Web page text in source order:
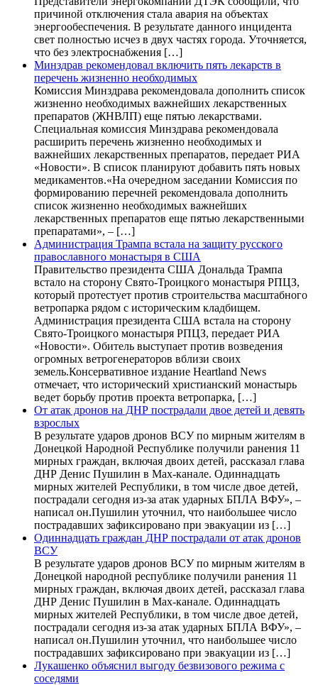
причиной отключения стала авария на объектах
энергообеспечения. В результате данного инцидента
свет полностью исчез в двух частях города. Уточняется,
что без электроснабжения […]
Минздрав рекомендовал включить пять лекарств в
перечень жизненно необходимых
Комиссия Минздрава рекомендовала дополнить список
жизненно необходимых важнейших лекарственных
препаратов (ЖНВЛП) еще пятью лекарствами.
Специальная комиссия Минздрава рекомендовала
расширить перечень жизненно необходимых и
важнейших лекарственных препаратов, передает РИА
«Новости». В список планируют добавить пять новых
медикаментов.«На очередном заседании Комиссия по
формированию перечней рекомендовала дополнить
список жизненно необходимых важнейших
лекарственных препаратов еще пятью лекарственными
препаратами», – […]
Администрация Трампа встала на защиту русского
православного монастыря в США
Правительство президента США Дональда Трампа
встало на сторону Свято-Троицкого монастыря РПЦЗ,
который протестует против строительства масштабного
ветропарка рядом с историческим кладбищем.
Администрация президента США встала на сторону
Свято-Троицкого монастыря РПЦЗ, передает РИА
«Новости». Обитель выступает против возведения
огромных ветрогенераторов вблизи своих
земель.Консервативное издание Heartland News
отмечает, что исторический христианский монастырь
ведет борьбу против проекта ветропарка, […]
От атак дронов на ДНР пострадали двое детей и девять
взрослых
В результате ударов дронов ВСУ по мирным жителям в
Донецкой Народной Республике получили ранения 11
мирных граждан, включая двоих детей, рассказал глава
ДНР Денис Пушилин в Max-канале. Одиннадцать
мирных жителей Республики, в том числе двое детей,
пострадали сегодня из-за атак ударных БПЛА ВФУ», –
написал он.Пушилин уточнил, что наибольшее число
пострадавших зафиксировано при эвакуации из […]
Одиннадцать граждан ДНР пострадали от атак дронов
ВСУ
В результате ударов дронов ВСУ по мирным жителям в
Донецкой народной республике получили ранения 11
мирных граждан, включая двоих детей, рассказал глава
ДНР Денис Пушилин в Max-канале. Одиннадцать
мирных жителей Республики, в том числе двое детей,
пострадали сегодня из-за атак ударных БПЛА ВФУ», –
написал он.Пушилин уточнил, что наибольшее число
пострадавших зафиксировано при эвакуации из […]
Лукашенко объяснил выгоду безвизового режима с
соседями